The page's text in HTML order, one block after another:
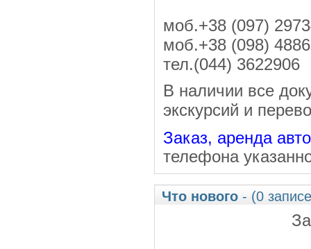
моб.+38
моб.+38 (098)
тел.(044)
В наличии все
экскурсий и
Заказ, аренда
телефона
Что нового - (0